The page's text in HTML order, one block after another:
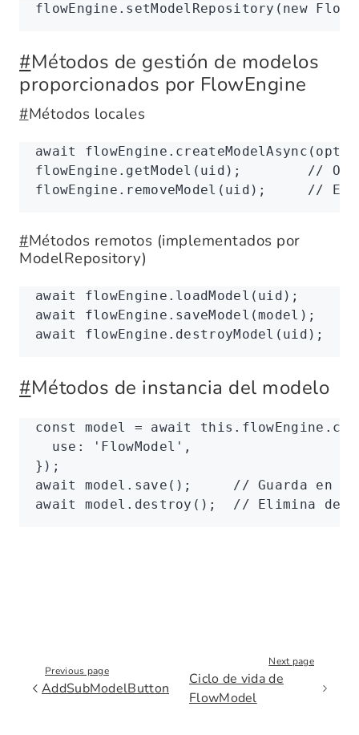
flowEngine .setModelRepository ( new
#Métodos de gestión de modelos
proporcionados por FlowEngine
#Métodos locales
await flowEngine .createModelAsync
flowEngine .getModel (uid); //
flowEngine .removeModel (uid); //
#Métodos remotos (implementados por
ModelRepository)
await flowEngine .loadModel (uid);
await
flowEngine .saveModel (model);
await
flowEngine .destroyModel (uid);
#Métodos de instancia del modelo
const model = await this . flowEngine
  use
: 'FlowModel' ,
});
await
model .save (); // Guarda en
await
model .destroy (); // Elimina de
Previous page
AddSubModelButton
Next page
Ciclo de vida de
FlowModel